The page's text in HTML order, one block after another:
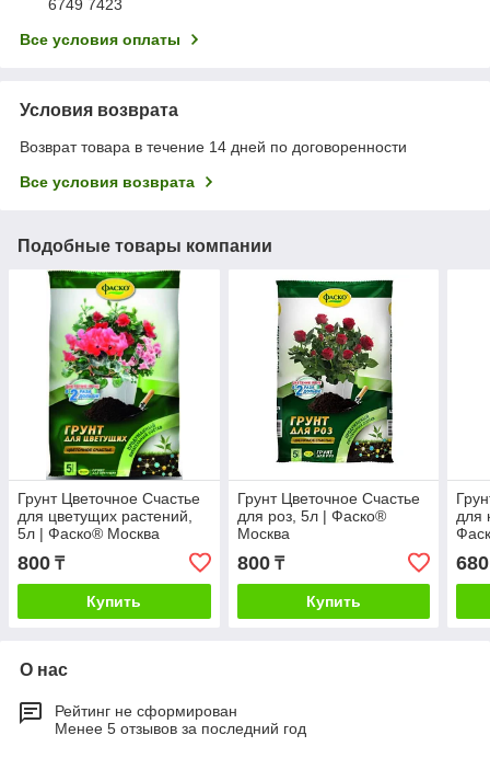
6749 7423
Все условия оплаты
Условия возврата
Возврат товара в течение 14 дней по договоренности
Все условия возврата
Подобные товары компании
Грунт Цветочное Счастье
для цветущих растений,
5л | Фаско® Москва
800 ₸
Купить
Грунт Цветочное Счастье
для роз, 5л | Фаско®
Москва
800₸
Купить
для
680
О нас
Рейтинг не сформирован
Менее 5 отзывов за последний год